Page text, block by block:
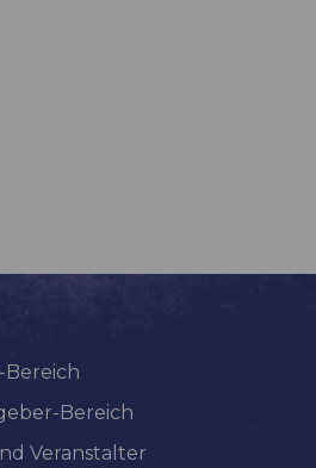
Bereich
Veranstalter